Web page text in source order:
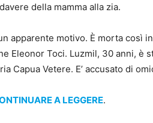
della mamma alla zia.
apparente motivo. È morta così
Eleonor Toci. Luzmil, 30 anni, è
Capua Vetere. E’ accusato di
A LEGGERE.